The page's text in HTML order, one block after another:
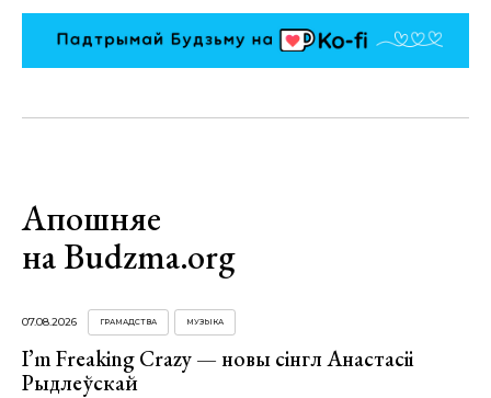
Апошняе
на Budzma.org
07.08.2026 ГРАМАДСТВА МУЗЫКА
I’m Freaking Crazy — новы сінгл Анастасіі
Рыдлеўскай